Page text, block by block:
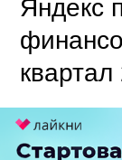
Яндекс
квартал